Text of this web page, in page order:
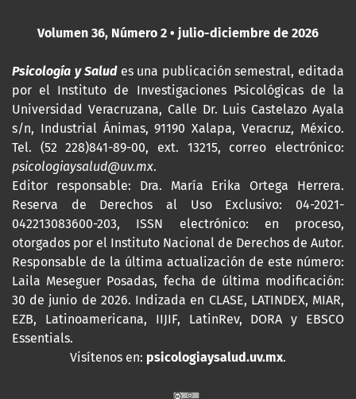
Volumen 36, Número 2 • julio-diciembre de 2026
Psicología y Salud es una publicación semestral, editada
por el Instituto de Investigaciones Psicológicas de la
Universidad Veracruzana, Calle Dr. Luis Castelazo Ayala
s/n, Industrial Ánimas, 91190 Xalapa, Veracruz, México.
Tel. (52 228)841-89-00, ext. 13215, correo electrónico:
psicologiaysalud@uv.mx.
Editor responsable: Dra. María Erika Ortega Herrera.
Reserva de Derechos al Uso Exclusivo: 04-2021-
042213083600-203, ISSN electrónico: en proceso,
otorgados por el Instituto Nacional de Derechos de Autor.
Responsable de la última actualización de este número:
Laila Meseguer Posadas, fecha de última modificación:
30 de junio de 2026. Indizada en CLASE, LATINDEX, MIAR,
EZB, Latinoamericana, IIJIF, LatinRev, DORA y EBSCO
Essentials.
Visítenos en: psicologiaysalud.uv.mx.